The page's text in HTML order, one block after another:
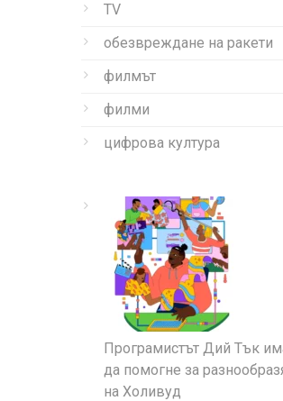
TV
обезвреждане на ракети
филмът
филми
цифрова култура
Програмистът Дий Тък
да помогне за
на Холивуд